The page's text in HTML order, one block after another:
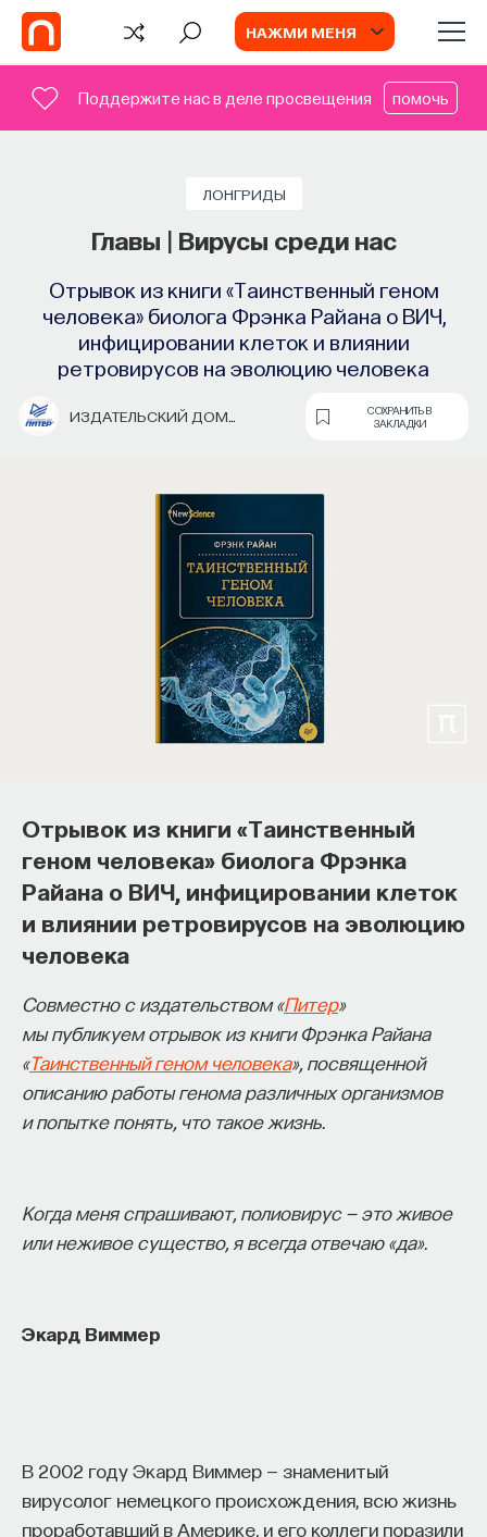
НАЖМИ МЕНЯ
Поддержите нас в деле просвещения помочь
ЛОНГРИДЫ
Главы | Вирусы среди нас
Отрывок из книги «Таинственный геном
человека» биолога Фрэнка Райана о ВИЧ,
инфицировании клеток и влиянии
ретровирусов на эволюцию человека
ИЗДАТЕЛЬСКИЙ ДОМ
СОХРАНИТЬ В
ЗАКЛАДКИ
Отрывок из книги «Таинственный
геном человека» биолога Фрэнка
Райана о ВИЧ, инфицировании клеток
и влиянии ретровирусов на эволюцию
человека
Совместно с издательством «Питер»
мы публикуем отрывок из книги Фрэнка Райана
«Таинственный геном человека», посвященной
описанию работы генома различных организмов
и попытке понять, что такое жизнь.
Когда меня спрашивают, полиовирус — это живое
или неживое существо, я всегда отвечаю «да».
Экард Виммер
В 2002 году Экард Виммер — знаменитый
вирусолог немецкого происхождения, всю жизнь
проработавший в Америке, и его коллеги поразили